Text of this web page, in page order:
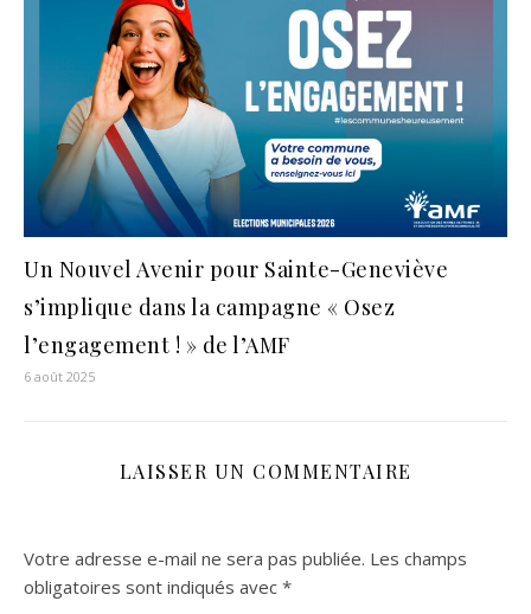
Un Nouvel Avenir pour Sainte-Geneviève
s’implique dans la campagne « Osez
l’engagement ! » de l’AMF
6 août 2025
LAISSER UN COMMENTAIRE
Votre adresse e-mail ne sera pas publiée. Les champs
obligatoires sont indiqués avec *